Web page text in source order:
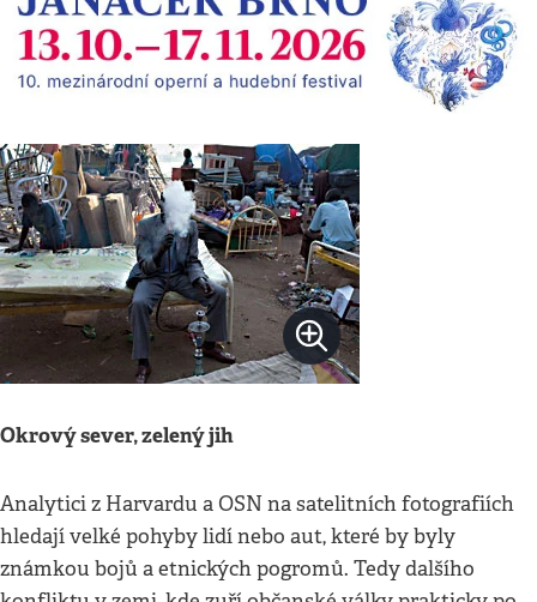
Okrový sever, zelený jih
Analytici z Harvardu a OSN na satelitních fotografiích
hledají velké pohyby lidí nebo aut, které by byly
známkou bojů a etnických pogromů. Tedy dalšího